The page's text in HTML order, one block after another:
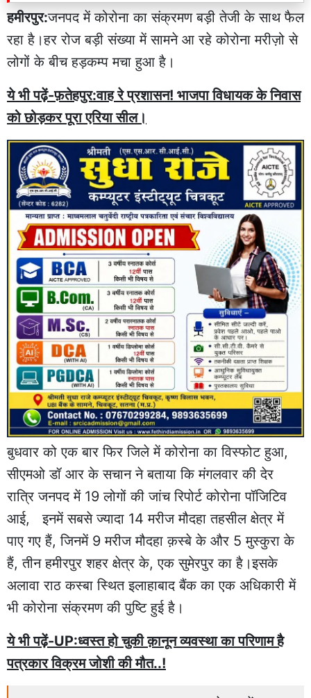
हमीरपुर:जनपद में कोरोना का संक्रमण बड़ी तेजी के साथ फैल
रहा है।हर रोज बड़ी संख्या में सामने आ रहे कोरोना मरीज़ो से
लोगों के बीच हड़कम्प मचा हुआ है।
ये भी पढ़ें-फ़तेहपुर:वाह रे प्रशासन! भाजपा विधायक के निवास
को छोड़कर पूरा एरिया सील।
बुधवार को एक बार फिर जिले में कोरोना का विस्फोट हुआ,
सीएमओ डॉ आर के सचान ने बताया कि मंगलवार की देर
रात्रि जनपद में 19 लोगों की जांच रिपोर्ट कोरोना पॉजिटिव
आई, इनमें सबसे ज्यादा 14 मरीज मौदहा तहसील क्षेत्र में
पाए गए हैं, जिनमें 9 मरीज मौदहा क़स्बे के और 5 मुस्कुरा के
हैं, तीन हमीरपुर शहर क्षेत्र के, एक सुमेरपुर का है।इसके
अलावा राठ कस्बा स्थित इलाहाबाद बैंक का एक अधिकारी में
भी कोरोना संक्रमण की पुष्टि हुई है।
ये भी पढ़ें-UP:ध्वस्त हो चुकी क़ानून व्यवस्था का परिणाम है
पत्रकार विक्रम जोशी की मौत..!